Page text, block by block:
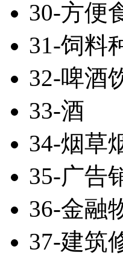
30-方便
31-饲料
32-啤酒
33-酒
34-烟草
35-广告
36-金融
37-建筑